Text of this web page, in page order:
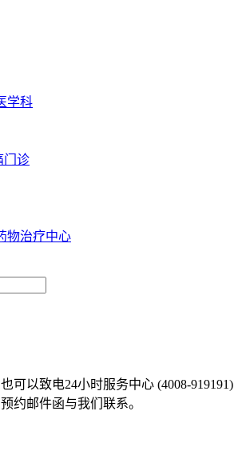
学科
门诊
物治疗中心
可以致电24小时服务中心 (4008-919191)
约邮件函与我们联系。